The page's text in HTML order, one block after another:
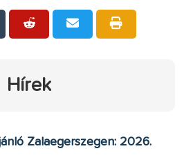
Hírek
Zalaegerszegen: 2026.